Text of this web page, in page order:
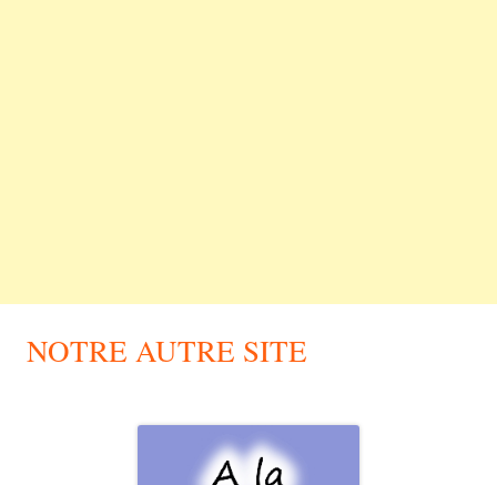
NOTRE AUTRE SITE